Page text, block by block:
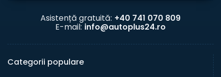
Asistență gratuită: +40 741 070 809
E-mail: info@autoplus24.ro
Categorii populare